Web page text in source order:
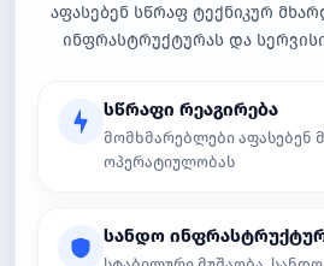
აფასებენ სწრაფ ტექნიკურ
ინფრასტრუქტურას და
სწრაფი რეაგირება
მომხმარებლები აფასებენ
ოპერატიულობას
სანდო